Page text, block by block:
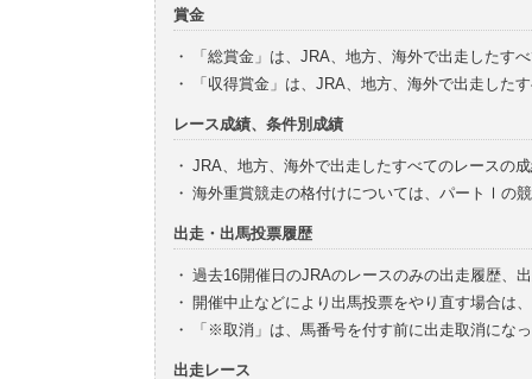
賞金
・
「総賞金」は、JRA、地方、海外で出走したす
・
「収得賞金」は、JRA、地方、海外で出走した
レース成績、条件別成績
・ JRA、地方、海外で出走したすべてのレースの
・ 海外重賞競走の格付けについては、パートⅠの
出走・出馬投票履歴
・ 過去16開催日のJRAのレースのみの出走履歴、
・ 開催中止などにより出馬投票をやり直す場合は
・
「※取消」は、馬番号を付す前に出走取消にな
出走レース